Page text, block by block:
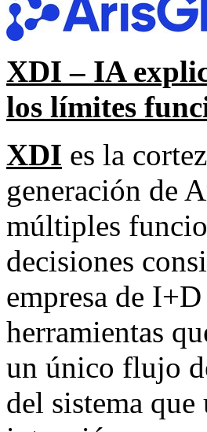
XDI – IA
los límites
XDI es la
generación de
múltiples
decisiones
empresa de
herramientas
un único flujo
del sistema